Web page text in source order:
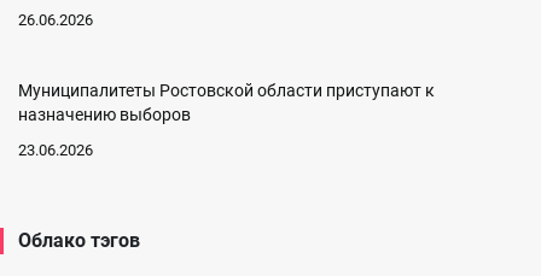
26.06.2026
Муниципалитеты Ростовской области приступают к
назначению выборов
23.06.2026
Облако тэгов